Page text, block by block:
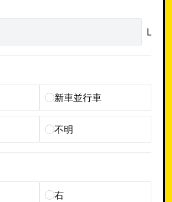
L
新車並行車
不明
右